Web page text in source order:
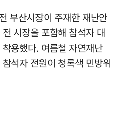
부산시장이 주재한 재난안
시장을 포함해 참석자 대
용했다. 여름철 자연재난
석자 전원이 청록색 민방위